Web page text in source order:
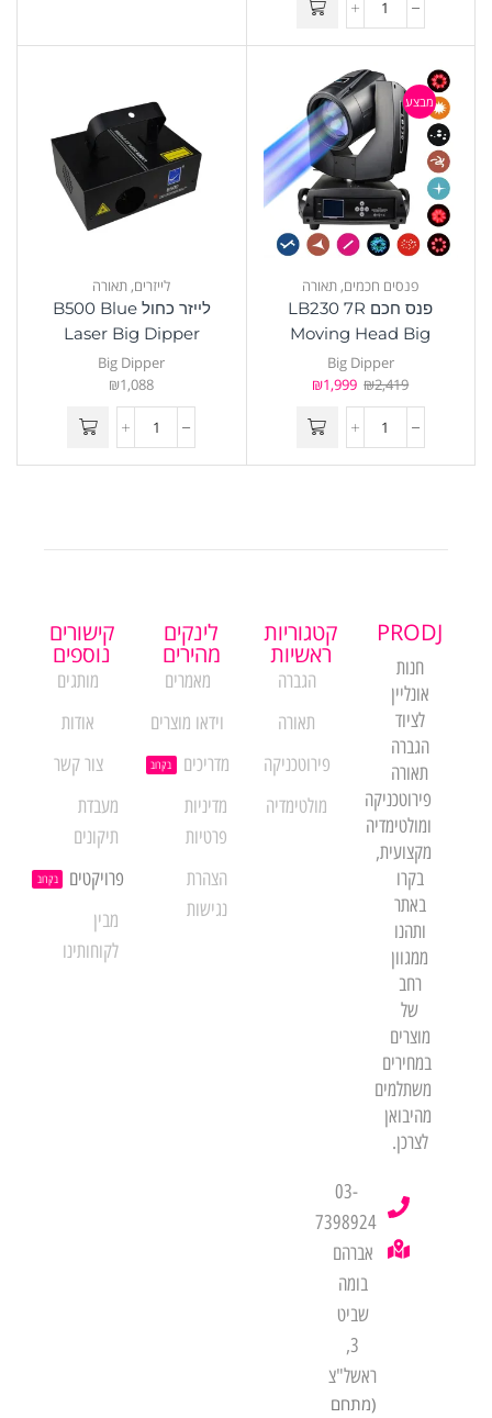
מבצע
פנסים חכמים, תאורה
פנס חכם LB230 7R
Moving Head Big
Dipper
Big Dipper
₪2,419
₪1,999
לייזרים, תאורה
לייזר כחול B500 Blue
Laser Big Dipper
Big Dipper
₪1,088
PRODJ
חנות
אונליין
לציוד
הגברה
תאורה
פירוטכניקה
ומולטימדיה
מקצועית,
בקרו
באתר
ותהנו
ממגוון
רחב
של
מוצרים
במחירים
משתלמים
מהיבואן
לצרכן.
03-
7398924
אברהם
בומה
שביט
3,
ראשל"צ
(מתחם
קטגוריות
ראשיות
הגברה
תאורה
פירוטכניקה
מולטימדיה
לינקים
מהירים
מאמרים
וידאו מוצרים
מדריכים
בקרוב
מדיניות
פרטיות
הצהרת
נגישות
קישורים
נוספים
מותגים
אודות
צור קשר
מעבדת
תיקונים
פרויקטים
בקרוב
מבין
לקוחותינו